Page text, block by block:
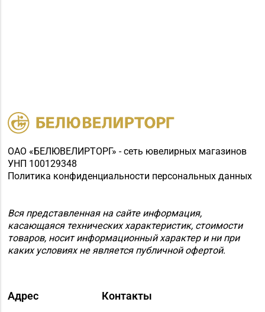
ОАО «БЕЛЮВЕЛИРТОРГ» - сеть ювелирных магазинов
УНП 100129348
Политика конфиденциальности персональных данных
Вся представленная на сайте информация,
касающаяся технических характеристик, стоимости
товаров, носит информационный характер и ни при
каких условиях не является публичной офертой.
Адрес Контакты